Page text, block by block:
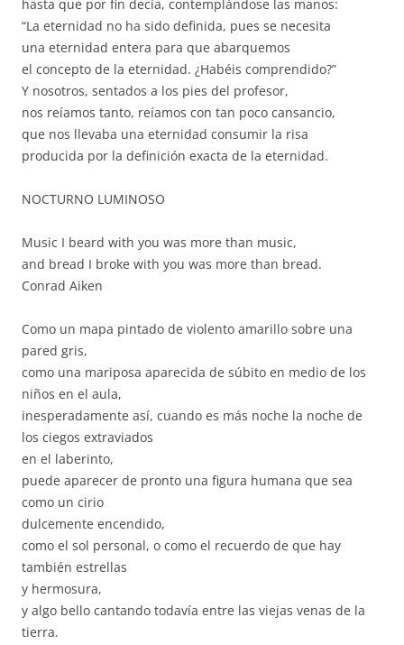
hasta que por fin decía, contemplándose las manos:
“La eternidad no ha sido definida, pues se necesita
una eternidad entera para que abarquemos
el concepto de la eternidad. ¿Habéis comprendido?”
Y nosotros, sentados a los pies del profesor,
nos reíamos tanto, reíamos con tan poco cansancio,
que nos llevaba una eternidad consumir la risa
producida por la definición exacta de la eternidad.
NOCTURNO LUMINOSO
Music I beard with you was more than music,
and bread I broke with you was more than bread.
Conrad Aiken
Como un mapa pintado de violento amarillo sobre una
pared gris,
como una mariposa aparecida de súbito en medio de los
niños en el aula,
inesperadamente así, cuando es más noche la noche de
los ciegos extraviados
en el laberinto,
puede aparecer de pronto una figura humana que sea
como un cirio
dulcemente encendido,
como el sol personal, o como el recuerdo de que hay
también estrellas
y hermosura,
y algo bello cantando todavía entre las viejas venas de la
tierra.